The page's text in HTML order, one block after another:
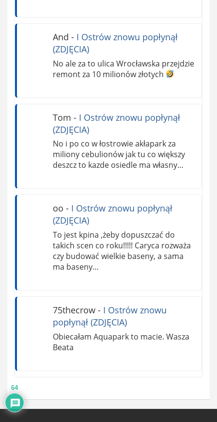
And - I Ostrów znowu popłynął
(ZDJĘCIA)
No ale za to ulica Wrocławska przejdzie
remont za 10 milionów złotych
Tom - I Ostrów znowu popłynął
(ZDJĘCIA)
No i po co w łostrowie akłapark za
miliony cebulionów jak tu co większy
deszcz to kazde osiedle ma własny…
oo - I Ostrów znowu popłynął
(ZDJĘCIA)
To jest kpina ,żeby dopuszczać do
takich scen co roku!!!!! Caryca rozważa
czy budować wielkie baseny, a sama
ma baseny…
75thecrow- I Ostrów znowu
popłynął (ZDJĘCIA)
Obiecałam Aquapark to macie. Wasza
Beata
64